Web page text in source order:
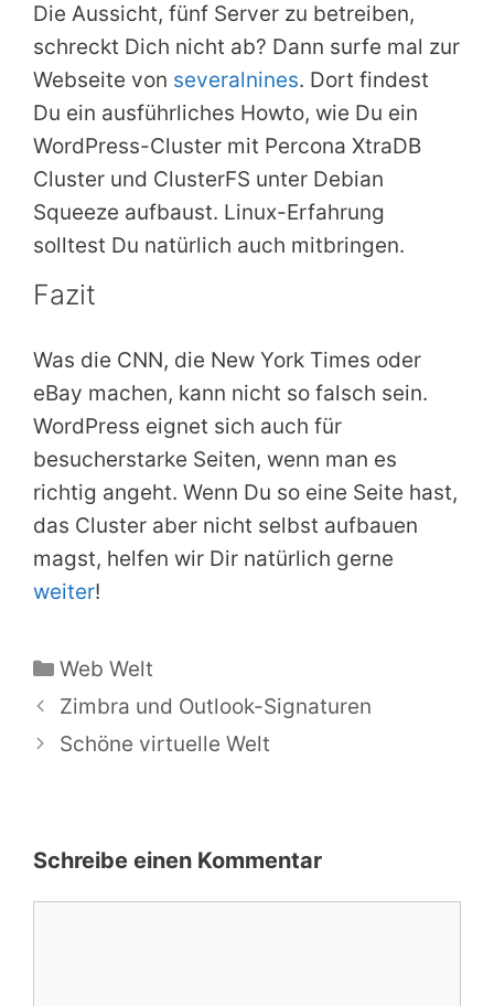
Die Aussicht, fünf Server zu betreiben,
schreckt Dich nicht ab? Dann surfe mal zur
Webseite von severalnines. Dort findest
Du ein ausführliches Howto, wie Du ein
WordPress-Cluster mit Percona XtraDB
Cluster und ClusterFS unter Debian
Squeeze aufbaust. Linux-Erfahrung
solltest Du natürlich auch mitbringen.
Fazit
Was die CNN, die New York Times oder
eBay machen, kann nicht so falsch sein.
WordPress eignet sich auch für
besucherstarke Seiten, wenn man es
richtig angeht. Wenn Du so eine Seite hast,
das Cluster aber nicht selbst aufbauen
magst, helfen wir Dir natürlich gerne
weiter!
Kategorien
Web Welt
Zimbra und Outlook-Signaturen
Schöne virtuelle Welt
Schreibe einen Kommentar